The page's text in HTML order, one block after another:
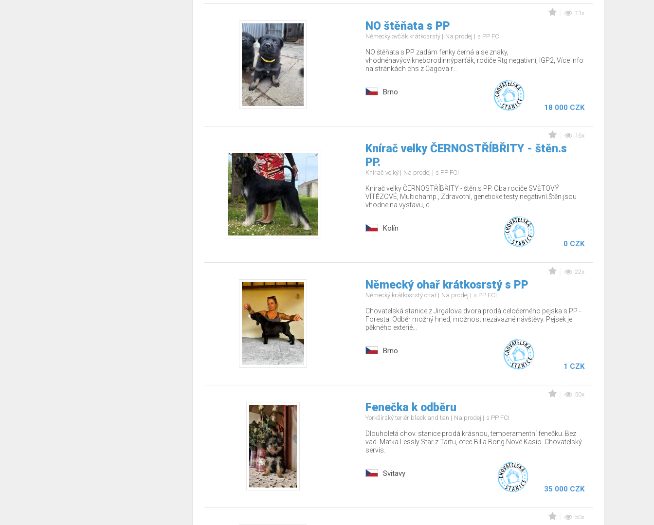
11x
NO štěňata s PP
Německý ovčák krátkosrstý Na prodej s PP FCI
NO štěňata s PP zadám fenky černá a se znaky,
vhodnénavýcvikneborodinnýparťák, rodiče Rtg negativní, IGP2, Více info
na stránkách chs z Cagova r...
Brno
18 000 CZK
16x
Knírač velky ČERNOSTŘÍBŘITY - štěn.s
PP.
Knírač velký Na prodej s PP FCI
Knírač velky ČERNOSTŘÍBŘITY - štěn.s PP. Oba rodiče SVĚTOVÝ
VÍTĚZOVÉ, Multichamp., Zdravotní, genetické testy negativní.Štěn.jsou
vhodne na vystavu, c...
Kolín
0 CZK
22x
Německý ohař krátkosrstý s PP
Německý krátkosrstý ohař Na prodej s PP FCI
Chovatelská stanice z Jirgalova dvora prodá celočerného pejska s PP -
Foresta. Odběr možný hned, možnost nezávazné návštěvy. Pejsek je
pěkného exterié...
Brno
1 CZK
50x
Fenečka k odběru
Yorkšírský teriér black and tan Na prodej s PP FCI
Dlouholetá chov. stanice prodá krásnou, temperamentní fenečku. Bez
vad. Matka Lessly Star z Tartu, otec Billa Bong Nové Kasio. Chovatelský
servis.
Svitavy
35 000 CZK
50x